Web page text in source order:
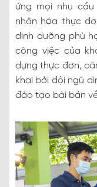
ứng mọi nhu
nhân hóa thực
dinh dưỡng phù
công việc của
dựng thực đơn,
khai bởi đội ngũ
đào tạo bài bản